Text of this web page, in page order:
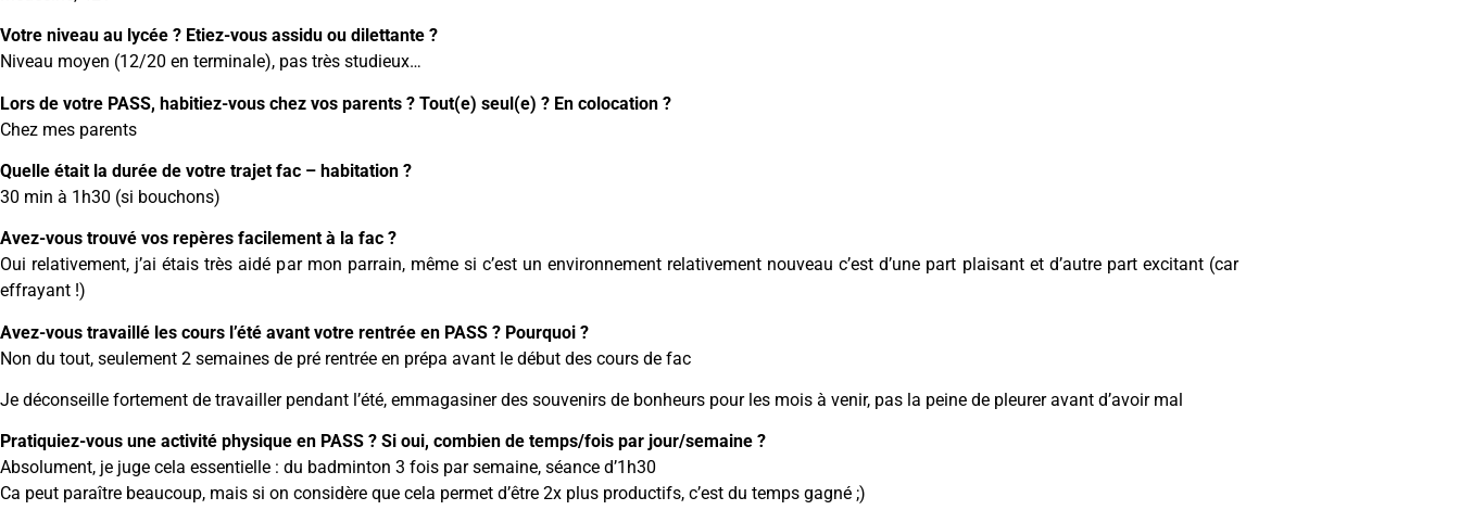
Votre niveau au lycée ? Etiez-vous assidu ou dilettante ?
Niveau moyen (12/20 en terminale), pas très studieux…
Lors de votre PASS, habitiez-vous chez vos parents ? Tout(e) seul(e) ? En colocation ?
Chez mes parents
Quelle était la durée de votre trajet fac – habitation ?
30 min à 1h30 (si bouchons)
Avez-vous trouvé vos repères facilement à la fac ?
Oui relativement, j’ai étais très aidé par mon parrain, même si c’est un environnement relativement nouveau c’est d’une part plaisant et d’autre part excitant (car
effrayant !)
Avez-vous travaillé les cours l’été avant votre rentrée en PASS ? Pourquoi ?
Non du tout, seulement 2 semaines de pré rentrée en prépa avant le début des cours de fac
Je déconseille fortement de travailler pendant l’été, emmagasiner des souvenirs de bonheurs pour les mois à venir, pas la peine de pleurer avant d’avoir mal
Pratiquiez-vous une activité physique en PASS ? Si oui, combien de temps/fois par jour/semaine ?
Absolument, je juge cela essentielle : du badminton 3 fois par semaine, séance d’1h30
Ca peut paraître beaucoup, mais si on considère que cela permet d’être 2x plus productifs, c’est du temps gagné ;)